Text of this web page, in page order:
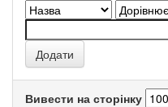
Вивести на сторінку